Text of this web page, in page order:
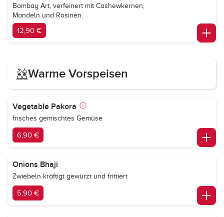
Bombay Art, verfeinert mit Cashewkernen,
Mandeln und Rosinen.
12,90 €
Warme Vorspeisen
Vegetable Pakora
frisches gemischtes Gemüse
6,90 €
Onions Bhaji
Zwiebeln kräftigt gewürzt und frittiert
5,90 €